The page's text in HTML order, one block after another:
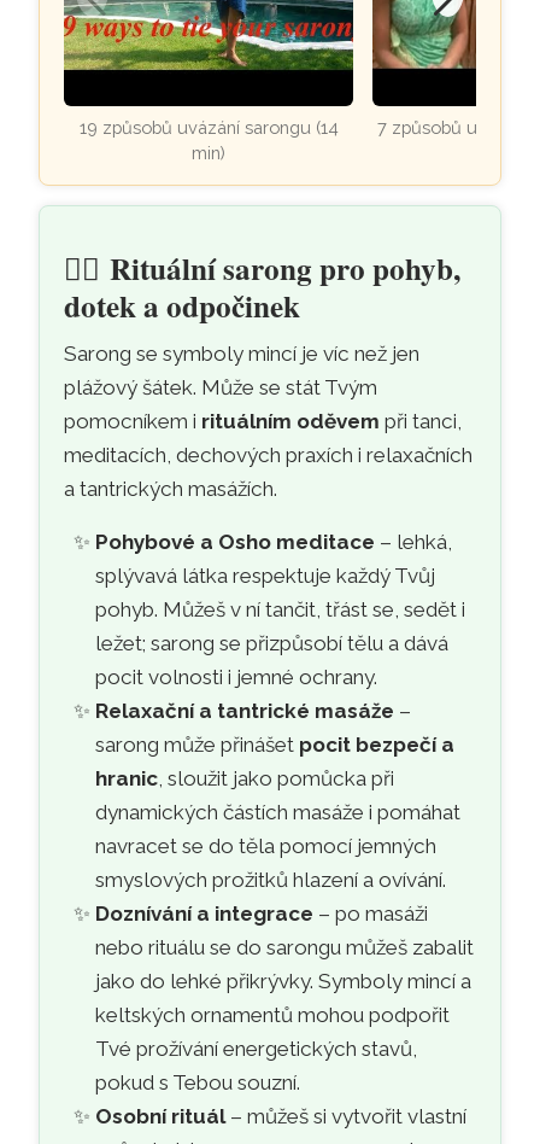
19 způsobů uvázání sarongu (14
min)
7 způsobů uvázání
🧘‍♀️Rituální sarong pro pohyb,
dotek a odpočinek
Sarong se symboly mincí je víc než jen
plážový šátek. Může se stát Tvým
pomocníkem i rituálním oděvem při tanci,
meditacích, dechových praxích i relaxačních
a tantrických masážích.
Pohybové a Osho meditace – lehká,
splývavá látka respektuje každý Tvůj
pohyb. Můžeš v ní tančit, třást se, sedět i
ležet; sarong se přizpůsobí tělu a dává
pocit volnosti i jemné ochrany.
Relaxační a tantrické masáže –
sarong může přinášet pocit bezpečí a
hranic, sloužit jako pomůcka při
dynamických částích masáže i pomáhat
navracet se do těla pomocí jemných
smyslových prožitků hlazení a ovívání.
Doznívání a integrace – po masáži
nebo rituálu se do sarongu můžeš zabalit
jako do lehké přikrývky. Symboly mincí a
keltských ornamentů mohou podpořit
Tvé prožívání energetických stavů,
pokud s Tebou souzní.
Osobní rituál– můžeš si vytvořit vlastní